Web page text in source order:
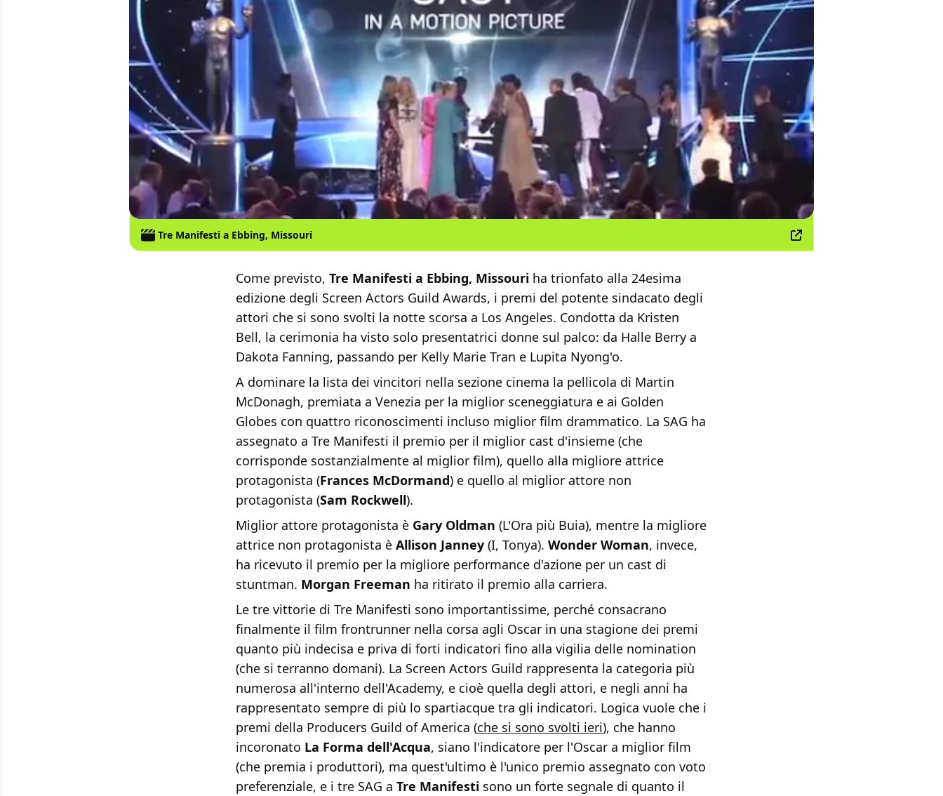
Tre Manifesti a Ebbing, Missouri
Come previsto, Tre Manifesti a Ebbing, Missouri ha trionfato alla 24esima
edizione degli Screen Actors Guild Awards, i premi del potente sindacato degli
attori che si sono svolti la notte scorsa a Los Angeles. Condotta da Kristen
Bell, la cerimonia ha visto solo presentatrici donne sul palco: da Halle Berry a
Dakota Fanning, passando per Kelly Marie Tran e Lupita Nyong'o.
A dominare la lista dei vincitori nella sezione cinema la pellicola di Martin
McDonagh, premiata a Venezia per la miglior sceneggiatura e ai Golden
Globes con quattro riconoscimenti incluso miglior film drammatico. La SAG ha
assegnato a Tre Manifesti il premio per il miglior cast d'insieme (che
corrisponde sostanzialmente al miglior film), quello alla migliore attrice
protagonista (Frances McDormand) e quello al miglior attore non
protagonista (Sam Rockwell).
Miglior attore protagonista è Gary Oldman (L'Ora più Buia), mentre la migliore
attrice non protagonista è Allison Janney (I, Tonya). Wonder Woman, invece,
ha ricevuto il premio per la migliore performance d'azione per un cast di
stuntman. Morgan Freeman ha ritirato il premio alla carriera.
Le tre vittorie di Tre Manifesti sono importantissime, perché consacrano
finalmente il film frontrunner nella corsa agli Oscar in una stagione dei premi
quanto più indecisa e priva di forti indicatori fino alla vigilia delle nomination
(che si terranno domani). La Screen Actors Guild rappresenta la categoria più
numerosa all'interno dell'Academy, e cioè quella degli attori, e negli anni ha
rappresentato sempre di più lo spartiacque tra gli indicatori. Logica vuole che i
premi della Producers Guild of America (che si sono svolti ieri), che hanno
incoronato La Forma dell'Acqua, siano l'indicatore per l'Oscar a miglior film
(che premia i produttori), ma quest'ultimo è l'unico premio assegnato con voto
preferenziale, e i tre SAG a Tre Manifesti sono un forte segnale di quanto il